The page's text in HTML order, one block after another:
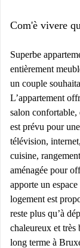
Com'è vivere
Superbe
entièrement
un couple
L’appartement
salon confortable,
est prévu pour
télévision,
cuisine,
aménagée pour
apporte un
logement est
reste plus qu’à
chaleureux et
long terme à